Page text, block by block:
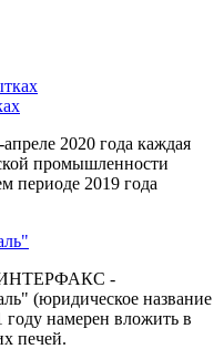
2020 года каждая
промышленности
периоде 2019 года
ИНТЕРФАКС -
(юридическое название
намерен вложить в
печей.